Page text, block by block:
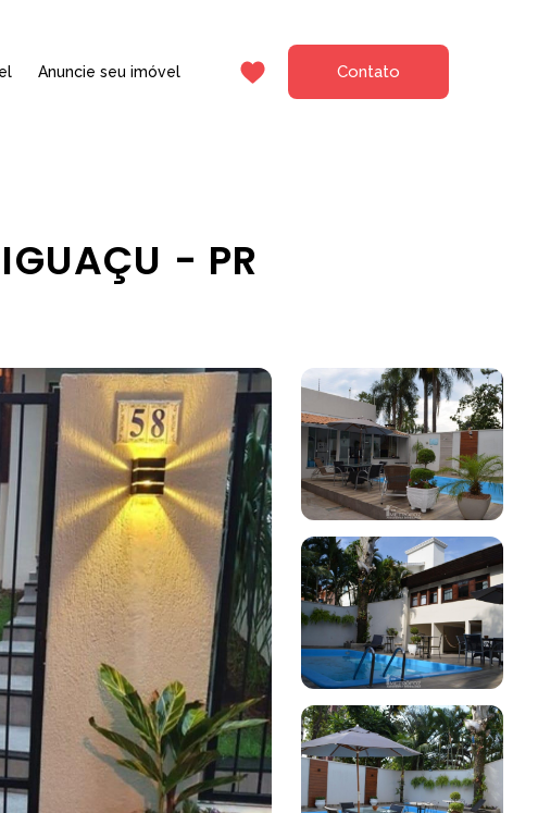
Anuncie seu imóvel Contato
- PR